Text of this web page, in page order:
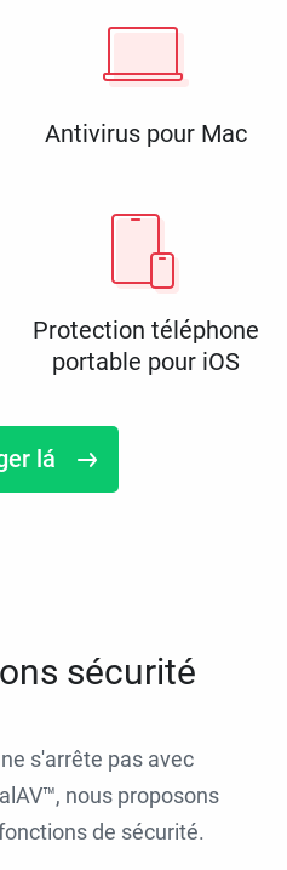
Antivirus pour Mac
Protection téléphone
portable pour iOS
lá
sécurité
s'arrête pas avec
nous proposons
de sécurité.